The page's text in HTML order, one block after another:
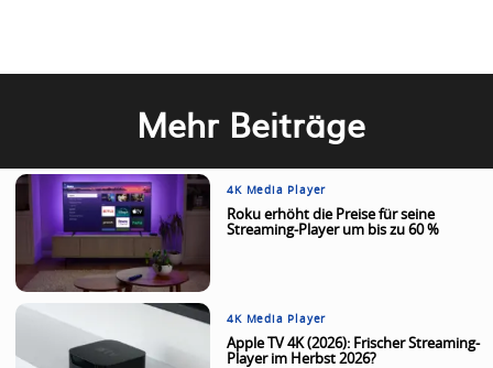
Mehr Beiträge
4K Media Player
Roku erhöht die Preise für seine
Streaming-Player um bis zu 60 %
4K Media Player
Apple TV 4K (2026): Frischer Streaming-
Player im Herbst 2026?